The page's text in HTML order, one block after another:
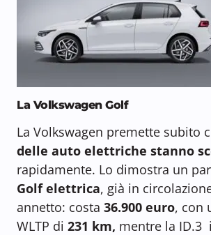
La Volkswagen Golf
La Volkswagen premette subito
delle auto elettriche stanno
rapidamente. Lo dimostra un
Golf elettrica, già in
annetto: costa 36.900 euro, con
WLTP di 231 km, mentre la ID.3